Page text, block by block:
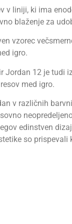
v liniji, ki ima
blaženje za
vzorec
igro.
Jordan 12 je tudi
med igro.
v različnih
edinstven
so